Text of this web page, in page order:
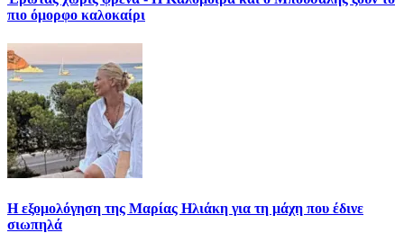
πιο όμορφο καλοκαίρι
Η εξομολόγηση της Μαρίας Ηλιάκη για τη μάχη που έδινε
σιωπηλά